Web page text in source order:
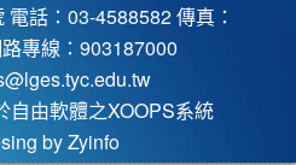
話：03-4588582 傳真：
專線：903187000
自由軟體之XOOPS系統
by Zyinfo